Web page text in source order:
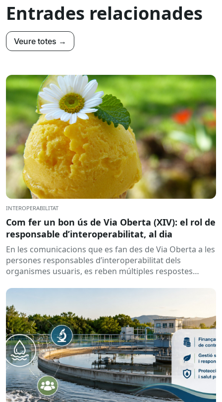
Entrades relacionades
Veure totes →
INTEROPERABILITAT
Com fer un bon ús de Via Oberta (XIV): el rol de
responsable d’interoperabilitat, al dia
En les comunicacions que es fan des de Via Oberta a les
persones responsables d’interoperabilitat dels
organismes usuaris, es reben múltiples respostes